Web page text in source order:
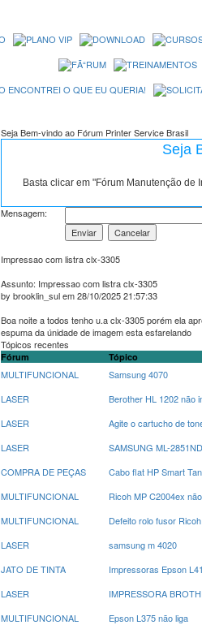
Seja Bem-vindo ao Fórum Printer Service Brasil
Seja
Basta clicar em "Fórum Manutenção de
Mensagem:
Impressao com listra clx-3305
Assunto: Impressao com listra clx-3305
by brooklin_sul em 28/10/2025 21:57:33
Boa noite a todos tenho u.a clx-3305 porém ela
espuma da únidade de imagem esta esfarelando
Tópicos recentes
Fórum Tópico
MULTIFUNCIONAL
Samsung 4070
LASER
Berother HL 1202 não
LASER
Agite o cartucho de
LASER
SAMSUNG ML-
COMPRA DE PEÇAS
Cabo flat HP Smart
MULTIFUNCIONAL
Ricoh MP C2004ex
MULTIFUNCIONAL
Defeito rolo fusor
LASER
samsung m 4020
JATO DE TINTA
Impressoras Epson
LASER
IMPRESSORA
MULTIFUNCIONAL
Epson L375 não liga